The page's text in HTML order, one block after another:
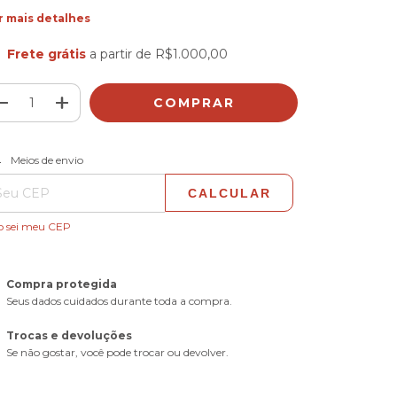
mais detalhes
Frete grátis a partir de R$1.000,00
para o CEP:
Meios de envio
CALCULAR
sei meu CEP
Compra protegida
Seus dados cuidados durante toda a compra.
Trocas e devoluções
Se não gostar, você pode trocar ou devolver.